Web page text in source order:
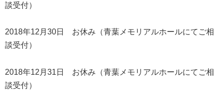
談受付）
2018年12月30日 お休み（青葉メモリアルホールにてご相
談受付）
2018年12月31日 お休み（青葉メモリアルホールにてご相
談受付）